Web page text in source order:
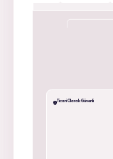
Ticari Olarak Güvenli